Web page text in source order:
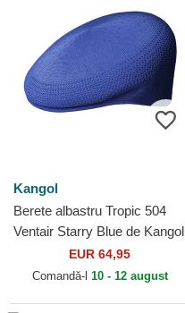
Kangol
Berete albastru Tropic 504
Ventair Starry Blue de Kangol
EUR 64,95
Comandă-l 10 - 12 august